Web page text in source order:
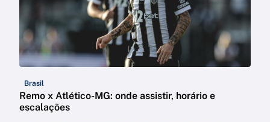
Brasil
Remo x Atlético-MG: onde assistir, horário e
escalações